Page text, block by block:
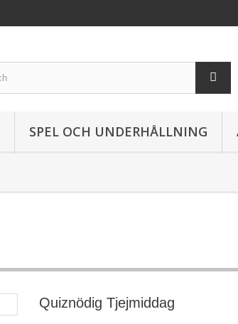
SPEL OCH UNDERHÅLLNING
Quiznödig Tjejmiddag